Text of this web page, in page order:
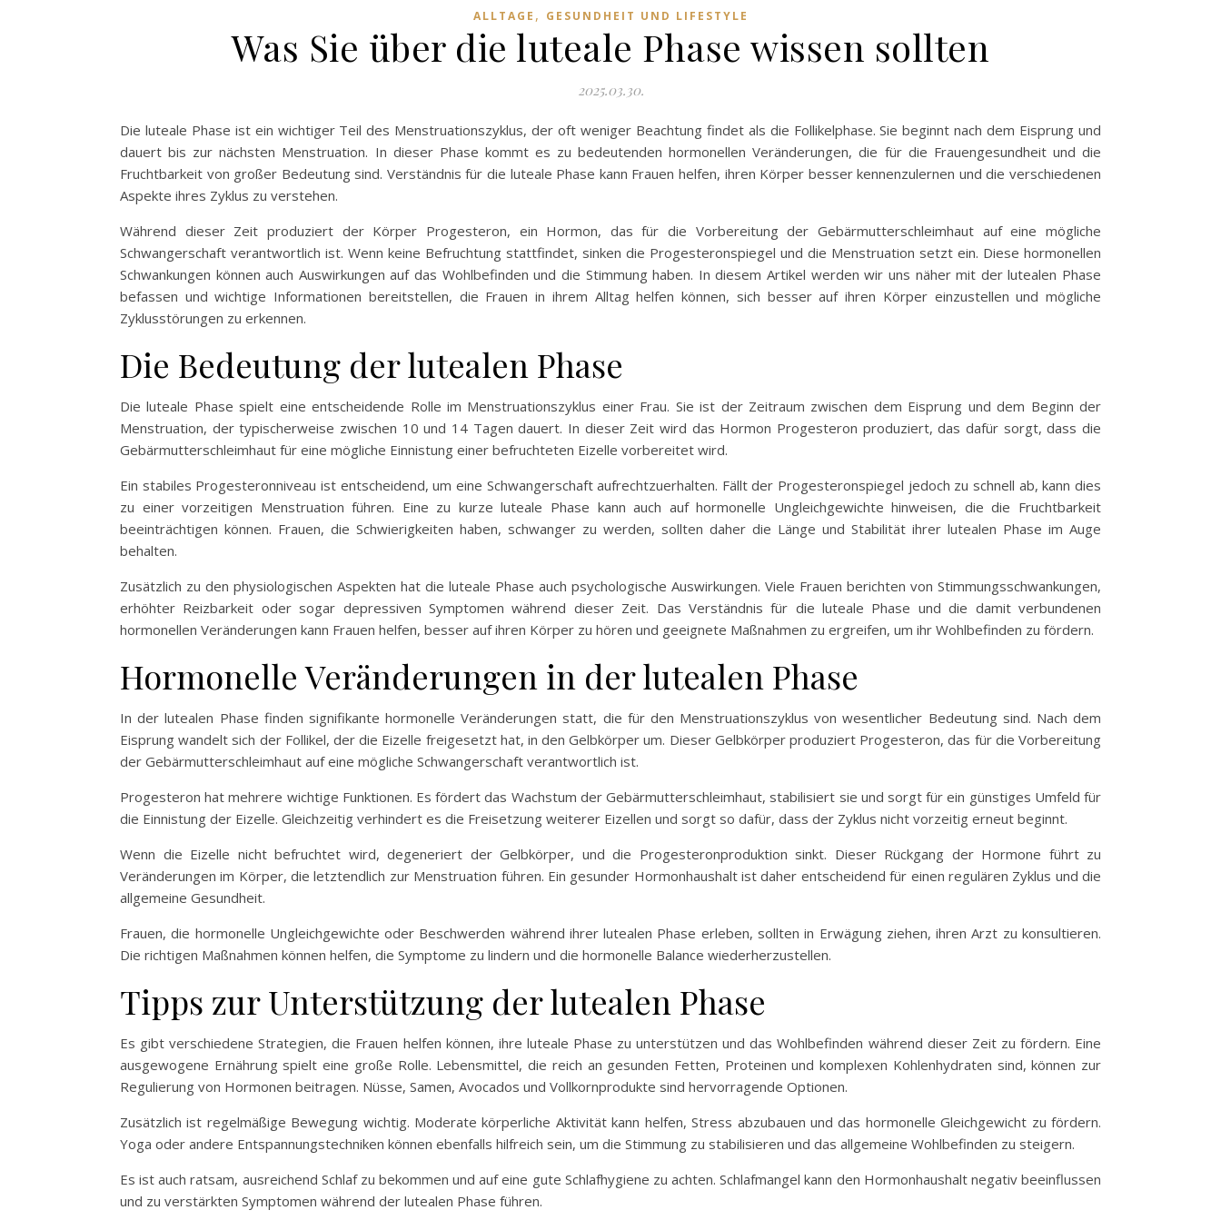
ALLTAGE , GESUNDHEIT UND LIFESTYLE
Was Sie über die luteale Phase wissen sollten
2025.03.30.
Die luteale Phase ist ein wichtiger Teil des Menstruationszyklus, der oft weniger Beachtung findet als die Follikelphase. Sie beginnt nach dem Eisprung und
dauert bis zur nächsten Menstruation. In dieser Phase kommt es zu bedeutenden hormonellen Veränderungen, die für die Frauengesundheit und die
Fruchtbarkeit von großer Bedeutung sind. Verständnis für die luteale Phase kann Frauen helfen, ihren Körper besser kennenzulernen und die verschiedenen
Aspekte ihres Zyklus zu verstehen.
Während dieser Zeit produziert der Körper Progesteron, ein Hormon, das für die Vorbereitung der Gebärmutterschleimhaut auf eine mögliche
Schwangerschaft verantwortlich ist. Wenn keine Befruchtung stattfindet, sinken die Progesteronspiegel und die Menstruation setzt ein. Diese hormonellen
Schwankungen können auch Auswirkungen auf das Wohlbefinden und die Stimmung haben. In diesem Artikel werden wir uns näher mit der lutealen Phase
befassen und wichtige Informationen bereitstellen, die Frauen in ihrem Alltag helfen können, sich besser auf ihren Körper einzustellen und mögliche
Zyklusstörungen zu erkennen.
Die Bedeutung der lutealen Phase
Die luteale Phase spielt eine entscheidende Rolle im Menstruationszyklus einer Frau. Sie ist der Zeitraum zwischen dem Eisprung und dem Beginn der
Menstruation, der typischerweise zwischen 10 und 14 Tagen dauert. In dieser Zeit wird das Hormon Progesteron produziert, das dafür sorgt, dass die
Gebärmutterschleimhaut für eine mögliche Einnistung einer befruchteten Eizelle vorbereitet wird.
Ein stabiles Progesteronniveau ist entscheidend, um eine Schwangerschaft aufrechtzuerhalten. Fällt der Progesteronspiegel jedoch zu schnell ab, kann dies
zu einer vorzeitigen Menstruation führen. Eine zu kurze luteale Phase kann auch auf hormonelle Ungleichgewichte hinweisen, die die Fruchtbarkeit
beeinträchtigen können. Frauen, die Schwierigkeiten haben, schwanger zu werden, sollten daher die Länge und Stabilität ihrer lutealen Phase im Auge
behalten.
Zusätzlich zu den physiologischen Aspekten hat die luteale Phase auch psychologische Auswirkungen. Viele Frauen berichten von Stimmungsschwankungen,
erhöhter Reizbarkeit oder sogar depressiven Symptomen während dieser Zeit. Das Verständnis für die luteale Phase und die damit verbundenen
hormonellen Veränderungen kann Frauen helfen, besser auf ihren Körper zu hören und geeignete Maßnahmen zu ergreifen, um ihr Wohlbefinden zu fördern.
Hormonelle Veränderungen in der lutealen Phase
In der lutealen Phase finden signifikante hormonelle Veränderungen statt, die für den Menstruationszyklus von wesentlicher Bedeutung sind. Nach dem
Eisprung wandelt sich der Follikel, der die Eizelle freigesetzt hat, in den Gelbkörper um. Dieser Gelbkörper produziert Progesteron, das für die Vorbereitung
der Gebärmutterschleimhaut auf eine mögliche Schwangerschaft verantwortlich ist.
Progesteron hat mehrere wichtige Funktionen. Es fördert das Wachstum der Gebärmutterschleimhaut, stabilisiert sie und sorgt für ein günstiges Umfeld für
die Einnistung der Eizelle. Gleichzeitig verhindert es die Freisetzung weiterer Eizellen und sorgt so dafür, dass der Zyklus nicht vorzeitig erneut beginnt.
Wenn die Eizelle nicht befruchtet wird, degeneriert der Gelbkörper, und die Progesteronproduktion sinkt. Dieser Rückgang der Hormone führt zu
Veränderungen im Körper, die letztendlich zur Menstruation führen. Ein gesunder Hormonhaushalt ist daher entscheidend für einen regulären Zyklus und die
allgemeine Gesundheit.
Frauen, die hormonelle Ungleichgewichte oder Beschwerden während ihrer lutealen Phase erleben, sollten in Erwägung ziehen, ihren Arzt zu konsultieren.
Die richtigen Maßnahmen können helfen, die Symptome zu lindern und die hormonelle Balance wiederherzustellen.
Tipps zur Unterstützung der lutealen Phase
Es gibt verschiedene Strategien, die Frauen helfen können, ihre luteale Phase zu unterstützen und das Wohlbefinden während dieser Zeit zu fördern. Eine
ausgewogene Ernährung spielt eine große Rolle. Lebensmittel, die reich an gesunden Fetten, Proteinen und komplexen Kohlenhydraten sind, können zur
Regulierung von Hormonen beitragen. Nüsse, Samen, Avocados und Vollkornprodukte sind hervorragende Optionen.
Zusätzlich ist regelmäßige Bewegung wichtig. Moderate körperliche Aktivität kann helfen, Stress abzubauen und das hormonelle Gleichgewicht zu fördern.
Yoga oder andere Entspannungstechniken können ebenfalls hilfreich sein, um die Stimmung zu stabilisieren und das allgemeine Wohlbefinden zu steigern.
Es ist auch ratsam, ausreichend Schlaf zu bekommen und auf eine gute Schlafhygiene zu achten. Schlafmangel kann den Hormonhaushalt negativ beeinflussen
und zu verstärkten Symptomen während der lutealen Phase führen.